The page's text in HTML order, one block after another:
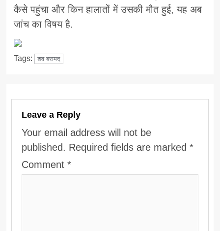
कैसे पहुंचा और किन हालातों में उसकी मौत हुई, यह अब
जांच का विषय है.
Tags: शव बरामद
Leave a Reply
Your email address will not be
published. Required fields are marked*
Comment*